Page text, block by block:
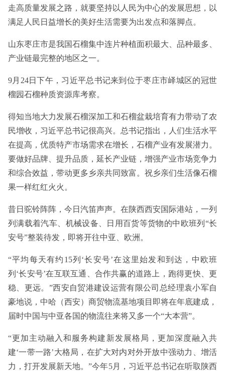
走高质量发展之路，就要坚持以人民为中心的发展思想，以
满足人民日益增长的美好生活需要为出发点和落脚点。
山东枣庄市是我国石榴集中连片种植面积最大、品种最多、
产业链最完整的地区之一。
9月24日下午，习近平总书记来到位于枣庄市峄城区的冠世
榴园石榴种质资源库考察。
得知当地大力发展石榴深加工和石榴盆栽培育有力带动了农
民增收，习近平总书记很高兴。总书记指出，人们生活水平
在提高，优质特产市场需求在增长，石榴产业有发展潜力。
要做好品牌、提升品质，延长产业链，增强产业市场竞争力
和综合效益，带动更多乡亲共同致富。祝乡亲们生活像石榴
果一样红红火火。
昔日驼铃阵阵，今日汽笛声声。在陕西西安国际港站，一列
列满载着汽车、机械设备、日用百货等货物的中欧班列“长
安号”整装待发，即将开往中亚、欧洲。
“平均每天有约15列‘长安号’在这里始发和到达，中欧班
列‘长安号’在互联互通、合作共赢的道路上，跑得更快、更
稳、更远。”西安自贸港建设运营有限公司总经理袁小军自
豪地说，中哈（西安）商贸物流基地项目即将在年底建成，
届时中国与中亚各国的物流往来将又多一个“大本营”。
“更加主动融入和服务构建新发展格局，更加深度融入共
建‘一带一路’大格局，在扩大对内对外开放中强动力、增活
力，打开发展新天地。”今年5月，习近平总书记在听取陕西